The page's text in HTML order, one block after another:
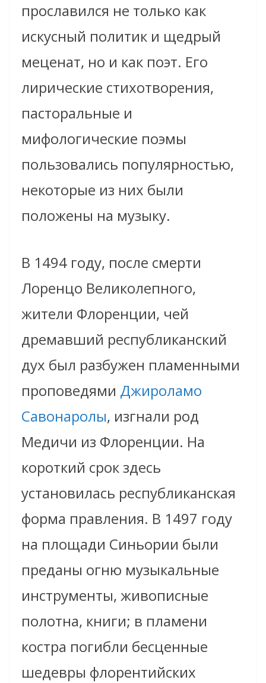
прославился не только как
искусный политик и щедрый
меценат, но и как поэт. Его
лирические стихотворения,
пасторальные и
мифологические поэмы
пользовались популярностью,
некоторые из них были
положены на музыку.
В 1494 году, после смерти
Лоренцо Великолепного,
жители Флоренции, чей
дремавший республиканский
дух был разбужен пламенными
проповедями Джироламо
Савонаролы, изгнали род
Медичи из Флоренции. На
короткий срок здесь
установилась республиканская
форма правления. В 1497 году
на площади Синьории были
преданы огню музыкальные
инструменты, живописные
полотна, книги; в пламени
костра погибли бесценные
шедевры флорентийских